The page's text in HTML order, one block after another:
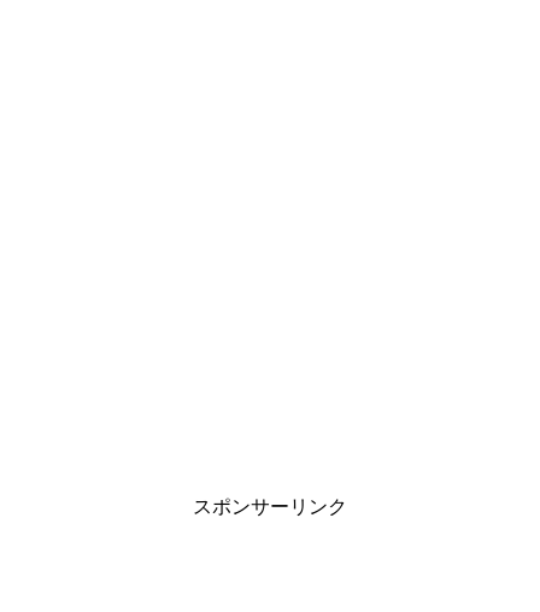
スポンサーリンク